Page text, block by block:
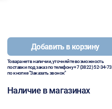
Добавить в корзину
Товара нет в наличии, уточняйте возможность
поставки под заказ по телефону+7 (3822) 52-34-73
по кнопке "Заказать звонок"
Наличие в магазинах